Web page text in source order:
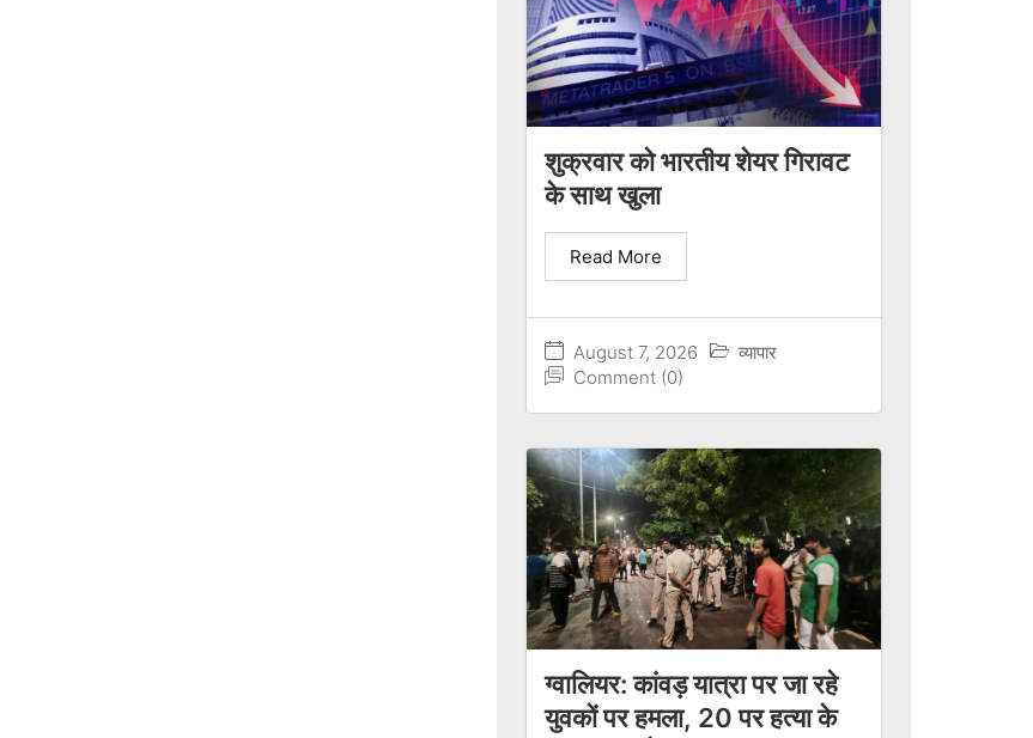
शुक्रवार को भारतीय शेयर गिरावट
के साथ खुला
August 7, 2026
व्यापार
Comment (0)
Read More
ग्वालियर: कांवड़ यात्रा पर जा रहे
युवकों पर हमला, 20 पर हत्या के